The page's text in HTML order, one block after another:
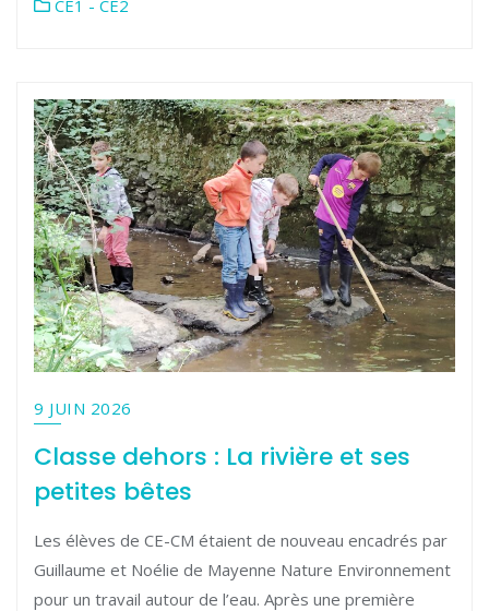
CE1 - CE2
9 JUIN 2026
Classe dehors : La rivière et ses
petites bêtes
Les élèves de CE-CM étaient de nouveau encadrés par
Guillaume et Noélie de Mayenne Nature Environnement
pour un travail autour de l’eau. Après une première